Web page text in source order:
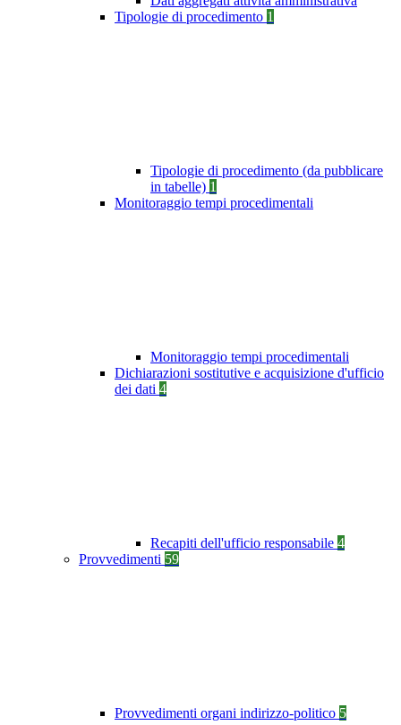
Tipologie di procedimento 1
Tipologie di procedimento (da pubblicare
in tabelle) 1
Monitoraggio tempi procedimentali
Monitoraggio tempi procedimentali
Dichiarazioni sostitutive e acquisizione d'ufficio
dei dati 4
Recapiti dell'ufficio responsabile 4
Provvedimenti 59
Provvedimenti organi indirizzo-politico 5